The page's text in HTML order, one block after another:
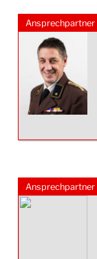
Ansprechpartner
Ansprechpartner